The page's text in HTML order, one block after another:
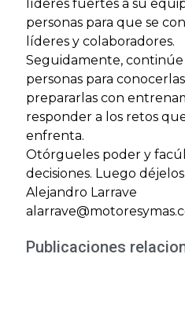
líderes fuertes a su
personas para que se
líderes y colaboradores.
Seguidamente,
personas para
prepararlas con
responder a los retos
enfrenta.
Otórgueles poder y
decisiones. Luego
Alejandro Larrave
Publicaciones